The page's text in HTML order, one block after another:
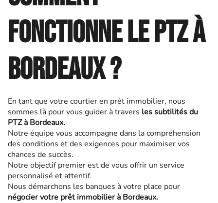
fonctionne le PTZ à
Bordeaux ?
En tant que votre courtier en prêt immobilier, nous
sommes là pour vous guider à travers les subtilités du
PTZ à Bordeaux.
Notre équipe vous accompagne dans la compréhension
des conditions et des exigences pour maximiser vos
chances de succès.
Notre objectif premier est de vous offrir un service
personnalisé et attentif.
Nous démarchons les banques à votre place pour
négocier votre prêt immobilier à Bordeaux.